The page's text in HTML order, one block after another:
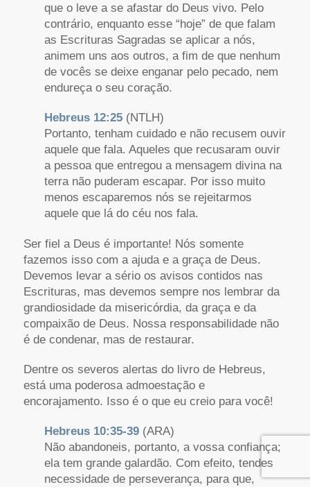
que o leve a se afastar do Deus vivo. Pelo
contrário, enquanto esse “hoje” de que falam
as Escrituras Sagradas se aplicar a nós,
animem uns aos outros, a fim de que nenhum
de vocês se deixe enganar pelo pecado, nem
endureça o seu coração.
Hebreus 12:25(NTLH)
Portanto, tenham cuidado e não recusem ouvir
aquele que fala. Aqueles que recusaram ouvir
a pessoa que entregou a mensagem divina na
terra não puderam escapar. Por isso muito
menos escaparemos nós se rejeitarmos
aquele que lá do céu nos fala.
Ser fiel a Deus é importante! Nós somente
fazemos isso com a ajuda e a graça de Deus.
Devemos levar a sério os avisos contidos nas
Escrituras, mas devemos sempre nos lembrar da
grandiosidade da misericórdia, da graça e da
compaixão de Deus. Nossa responsabilidade não
é de condenar, mas de restaurar.
Dentre os severos alertas do livro de Hebreus,
está uma poderosa admoestação e
encorajamento. Isso é o que eu creio para você!
Hebreus 10:35-39(ARA)
Não abandoneis, portanto, a vossa confiança;
ela tem grande galardão. Com efeito, tendes
necessidade de perseverança, para que,